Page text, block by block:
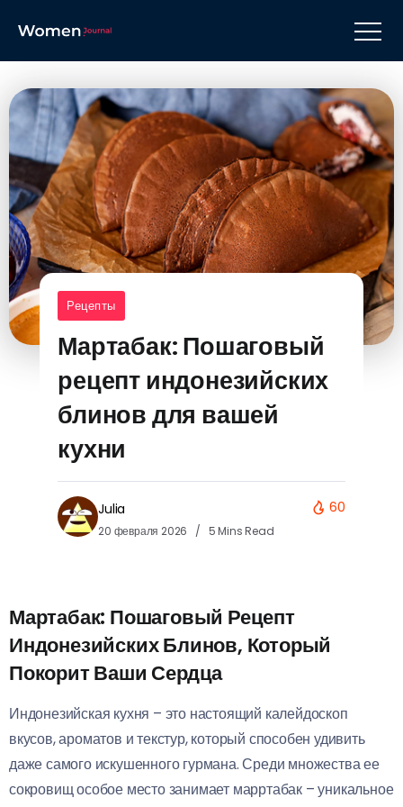
Рецепты
Мартабак: Пошаговый
рецепт индонезийских
блинов для вашей
кухни
Julia
20 февраля 2026 5 Mins Read
60
Мартабак: Пошаговый Рецепт
Индонезийских Блинов, Который
Покорит Ваши Сердца
Индонезийская кухня – это настоящий калейдоскоп
вкусов, ароматов и текстур, который способен удивить
даже самого искушенного гурмана. Среди множества ее
сокровищ особое место занимает марртабак – уникальное